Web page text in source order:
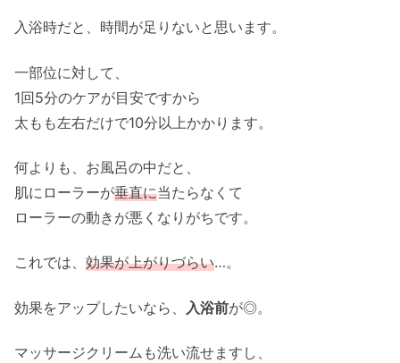
入浴時だと、時間が足りないと思います。
一部位に対して、
1回5分のケアが目安ですから
太もも左右だけで10分以上かかります。
何よりも、お風呂の中だと、
肌にローラーが垂直に当たらなくて
ローラーの動きが悪くなりがちです。
これでは、 効果が上がりづらい…。
効果をアップしたいなら、 入浴前が◎。
マッサージクリームも洗い流せますし、